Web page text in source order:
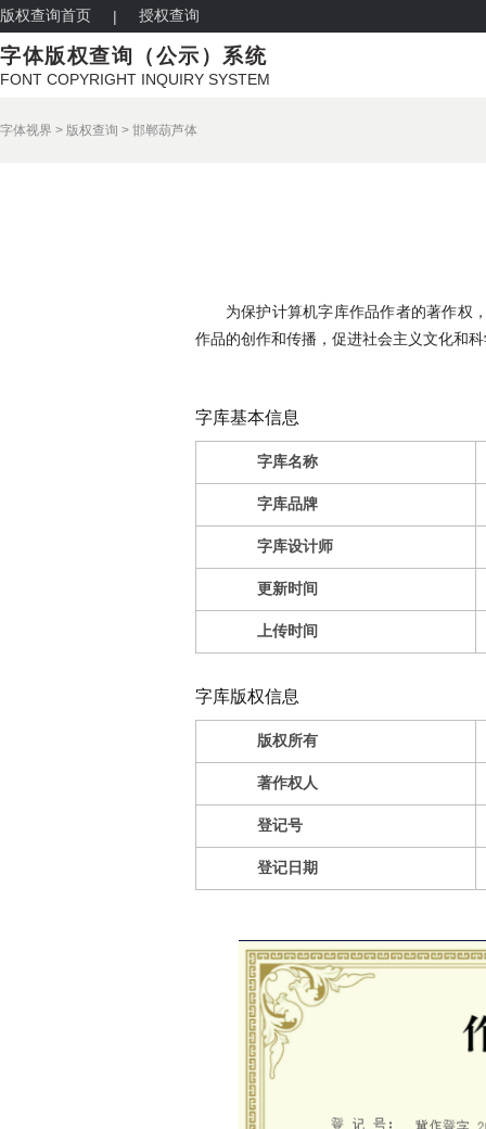
版权查询首页 | 授权查询
字体版权查询（公示）系统
FONT COPYRIGHT INQUIRY SYSTEM
字体视界 > 版权查询 > 邯郸葫芦体
为保护计算机字库作品作者的著作权
作品的创作和传播，促进社会主义文化和
字库基本信息
字库名称
字库品牌
字库设计师
更新时间
上传时间
字库版权信息
版权所有
著作权人
登记号
登记日期